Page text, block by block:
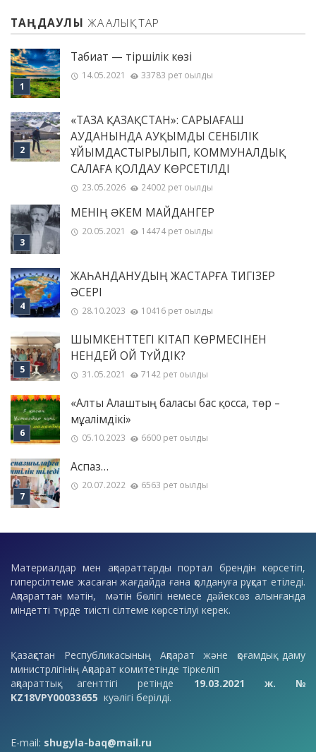
ТАҢДАУЛЫ ЖАҢАЛЫҚТАР
Табиғат — тіршілік көзі
14.05.2021 33783 рет оқылды
«ТАЗА ҚАЗАҚСТАН»: САРЫАҒАШ
АУДАНЫНДА АУҚЫМДЫ СЕНБІЛІК
ҰЙЫМДАСТЫРЫЛЫП, КОММУНАЛДЫҚ
САЛАҒА ҚОЛДАУ КӨРСЕТІЛДІ
23.05.2026 24002 рет оқылды
МЕНІҢ ƏКЕМ МАЙДАНГЕР
20.05.2021 14474 рет оқылды
ЖАҺАНДАНУДЫҢ ЖАСТАРҒА ТИГІЗЕР
ӘСЕРІ
28.10.2023 10416 рет оқылды
ШЫМКЕНТТЕГІ КІТАП КӨРМЕСІНЕН
НЕНДЕЙ ОЙ ТҮЙДІК?
31.05.2021 7142 рет оқылды
«Алты Алаштың баласы бас қосса, төр –
мұғалімдікі»
05.10.2023 6600 рет оқылды
Аспаз…
20.07.2022 6563 рет оқылды
Материалдар мен ақпараттарды портал брендін көрсетіп,
гиперсілтеме жасаған жағдайда ғана қолдануға рұқсат етіледі.
Ақпараттан мәтін, мәтін бөлігі немесе дәйексөз алынғанда
міндетті түрде тиісті сілтеме көрсетілуі керек.
Қазақстан Республикасының Ақпарат және қоғамдық даму
министрлігінің Ақпарат комитетінде тіркеліп
ақпараттық агенттігі ретінде 19.03.2021 ж. №
KZ18VPY00033655 куәлігі берілді.
E-mail: shugyla-baq@mail.ru